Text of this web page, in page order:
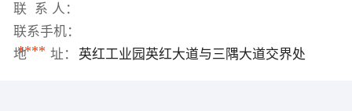
联 系 人：
联系手机：
****
地 址： 英红工业园英红大道与三隅大道交界处